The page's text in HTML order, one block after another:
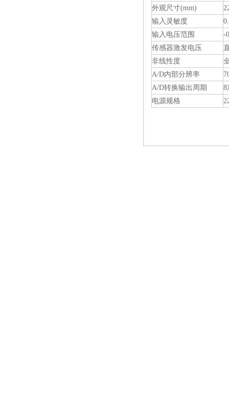
外观尺寸(mm)
输入灵敏度
输入电压范围
-
传感器激发电压
非线性度
A/D内部分辨率
A/D转换输出周期
8
电源规格